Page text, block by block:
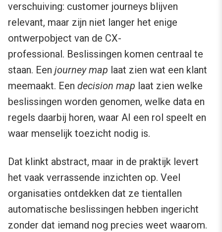
verschuiving: customer journeys blijven
relevant, maar zijn niet langer het enige
ontwerpobject van de CX-
professional. Beslissingen komen centraal te
staan. Een journey map laat zien wat een klant
meemaakt. Een decision map laat zien welke
beslissingen worden genomen, welke data en
regels daarbij horen, waar AI een rol speelt en
waar menselijk toezicht nodig is.
Dat klinkt abstract, maar in de praktijk levert
het vaak verrassende inzichten op. Veel
organisaties ontdekken dat ze tientallen
automatische beslissingen hebben ingericht
zonder dat iemand nog precies weet waarom.